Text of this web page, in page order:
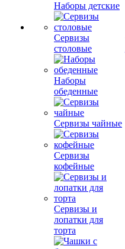
Наборы детские
Сервизы
столовые
Наборы
обеденные
Сервизы чайные
Сервизы
кофейные
Сервизы и
лопатки для
торта